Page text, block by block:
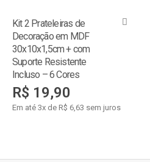
Kit 2 Prateleiras de
Decoração em MDF
30x10x1,5cm + com
Suporte Resistente
Incluso – 6 Cores
R$ 19,90
Em até 3x de R$ 6,63 sem juros